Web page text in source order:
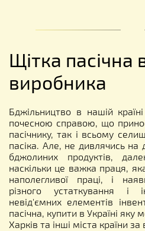
Щітка пасічна
виробника
Бджільництво в нашій
почесною справою, що
пасічнику, так і всьому
пасіка. Але, не дивлячись
бджолиних продуктів,
наскільки це важка праця,
наполегливої ​​праці, і
різного устаткування і
невід'ємних елементів
пасічна, купити в Україні
Харків та інші міста країни